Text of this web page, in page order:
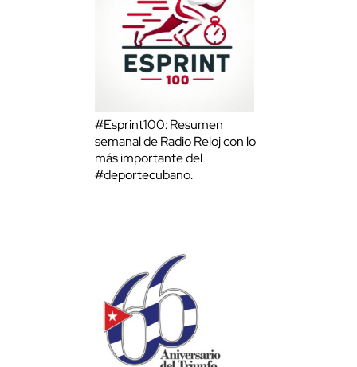
#Esprint100: Resumen
semanal de Radio Reloj con lo
más importante del
#deportecubano.